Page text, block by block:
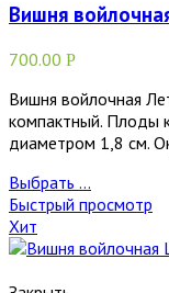
Вишня
700.00 Р
Вишня войлочная
компактный. Плоды
диаметром 1,8 см.
Выбрать ...
Быстрый просмотр
Хит